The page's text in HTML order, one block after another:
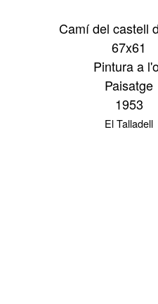
Camí del castell
67x61
Pintura a
Paisatge
1953
El Talladell